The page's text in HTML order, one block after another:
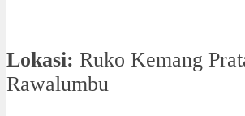
Lokasi: Ruko Kemang
Rawalumbu